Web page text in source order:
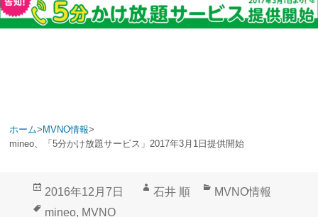
ホーム> MVNO情報>
mineo、「5分かけ放題サービス」2017年3月1日提供開始
投
稿
2016年12月7日
作
石井 順
カ
MVNO情報
タ
mineo, MVNO